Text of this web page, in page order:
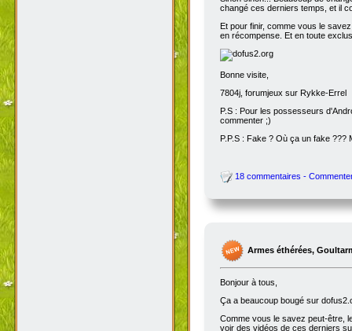
changé ces derniers temps, et il
Et pour finir, comme vous le
en récompense. Et en toute
Bonne visite,
7804j, forumjeux sur Rykke-Errel
P.S : Pour les possesseurs
commenter ;)
P.P.S : Fake ? Où ça un fake ???
18 commentaires -
Armes éthérées,
Bonjour à tous,
Ça a beaucoup bougé sur
Comme vous le savez peut-être,
voir des vidéos de ces derniers